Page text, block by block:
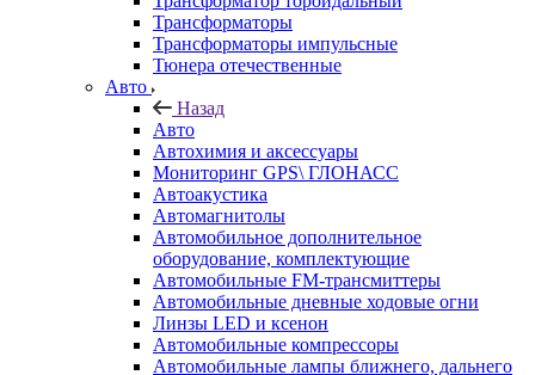
Трансформаторы
Трансформаторы импульсные
Тюнера отечественные
Авто
Назад
Авто
Автохимия и аксессуары
Мониторинг GPS\ ГЛОНАСС
Автоакустика
Автомагнитолы
Автомобильное дополнительное
оборудование, комплектующие
Автомобильные FM-трансмиттеры
Автомобильные дневные ходовые огни
Линзы LED и ксенон
Автомобильные компрессоры
Автомобильные лампы ближнего, дальнего